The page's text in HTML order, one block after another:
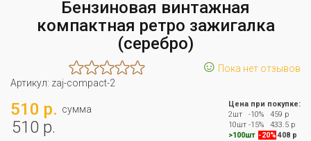
Бензиновая винтажная
компактная ретро зажигалка
(серебро)
☺ Пока нет отзывов
Артикул: zaj-compact-2
510 р. сумма
510 р.
Цена при покупке:
2шт
-10%
459 р
10шт -15%
433.5 р
>100шт -20% 408 р